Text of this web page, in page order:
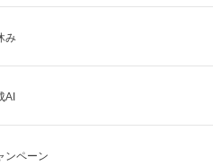
み
AI
ンペーン